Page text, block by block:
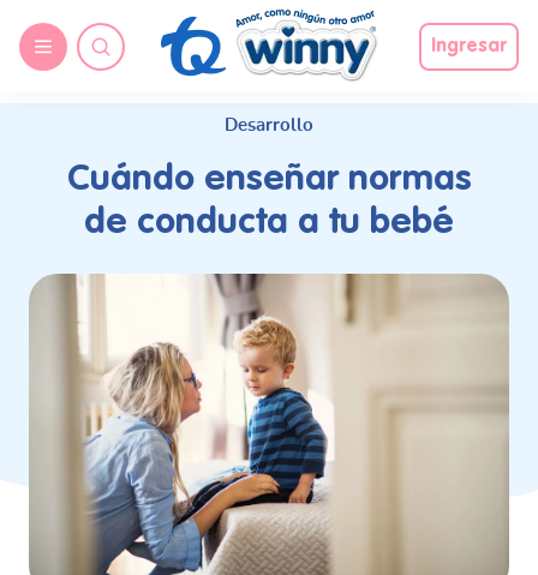
Ingresar
Desarrollo
Cuándo enseñar normas
de conducta a tu bebé